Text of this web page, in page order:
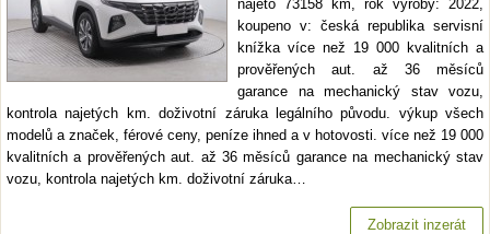
najeto 73158 km, rok výroby: 2022,
koupeno v: česká republika servisní
knížka více než 19 000 kvalitních a
prověřených aut. až 36 měsíců
garance na mechanický stav vozu,
kontrola najetých km. doživotní záruka legálního původu. výkup všech
modelů a značek, férové ceny, peníze ihned a v hotovosti. více než 19 000
kvalitních a prověřených aut. až 36 měsíců garance na mechanický stav
vozu, kontrola najetých km. doživotní záruka…
Zobrazit inzerát